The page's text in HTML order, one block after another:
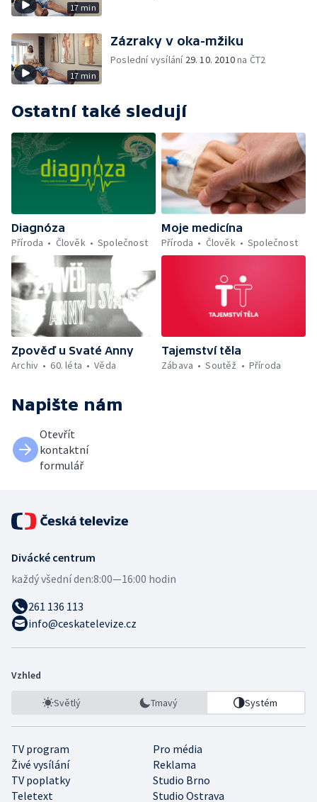
17 min
17 min
Zázraky v oka-mžiku
Poslední vysílání 29. 10. 2010na ČT2
Ostatní také sledují
Diagnóza
Příroda
Člověk Společnost
Moje medicína
Příroda
Člověk Společnost
Zpověď u Svaté Anny
Archiv
60. léta Věda
Tajemství těla
Zábava
Soutěž Příroda
Napište nám
Otevřít
kontaktní
formulář
Divácké centrum
každý všední den:8:00—16:00 hodin
261 136 113
info@ceskatelevize.cz
Vzhled
Světlý Tmavý Systém
TV program
Pro média
Živé vysílání
Reklama
TV poplatky
Studio Brno
Teletext
Studio Ostrava